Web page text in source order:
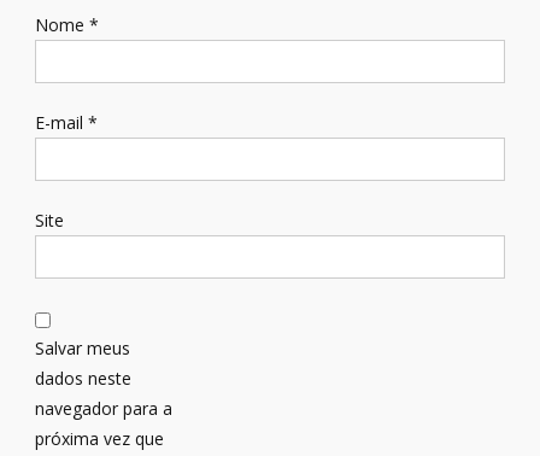
Nome *
E-mail *
Site
Salvar meus
dados neste
navegador para a
próxima vez que